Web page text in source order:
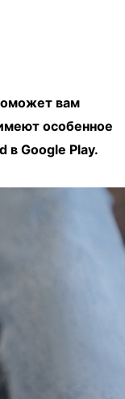
вам
особенное
в Google Play.